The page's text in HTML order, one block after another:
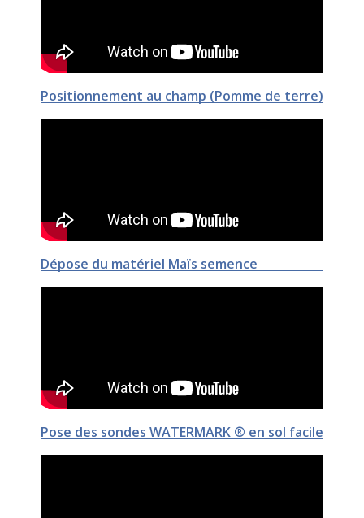
Positionnement au champ (Pomme de terre)
Dépose du matériel Maïs semence
Pose des sondes WATERMARK ® en sol facile